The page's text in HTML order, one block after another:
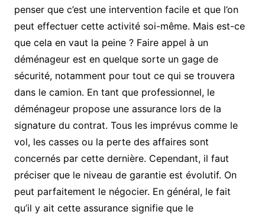
penser que c’est une intervention facile et que l’on
peut effectuer cette activité soi-même. Mais est-ce
que cela en vaut la peine ? Faire appel à un
déménageur est en quelque sorte un gage de
sécurité, notamment pour tout ce qui se trouvera
dans le camion. En tant que professionnel, le
déménageur propose une assurance lors de la
signature du contrat. Tous les imprévus comme le
vol, les casses ou la perte des affaires sont
concernés par cette dernière. Cependant, il faut
préciser que le niveau de garantie est évolutif. On
peut parfaitement le négocier. En général, le fait
qu’il y ait cette assurance signifie que le